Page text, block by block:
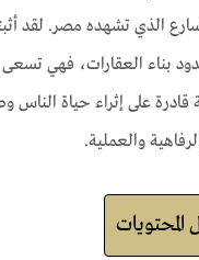
الذي تشهده مصر. لقد
بناء العقارات، فهي تسعى
على إثراء حياة الناس
والعملية.